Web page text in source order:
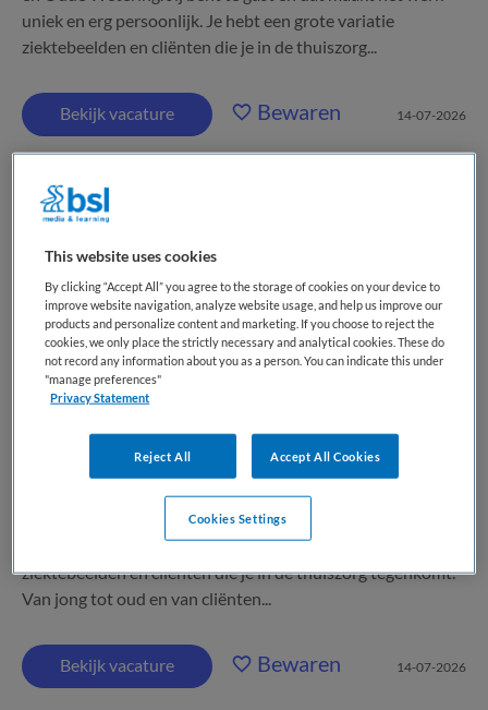
uniek en erg persoonlijk. Je hebt een grote variatie
ziektebeelden en cliënten die je in de thuiszorg...
Bekijk vacature Bewaren 14-07-2026
Verzorgende IG | Thuiszorg |
Amstelveen, Uithoorn
ActiVite,Amstelveen
MBO
Parttime
Tijdelijk dienstverband
Als verzorgende IG in de thuiszorg ga je bij de cliënten langs
in hun eigen huis. Jij bent de gast en dat maakt het werk
uniek en erg persoonlijk. Je hebt een grote variatie
ziektebeelden en cliënten die je in de thuiszorg tegenkomt.
Van jong tot oud en van cliënten...
Bekijk vacature Bewaren 14-07-2026
This website uses cookies
By clicking “Accept All” you agree to the storage of cookies on your device to
improve website navigation, analyze website usage, and help us improve our
products and personalize content and marketing. If you choose to reject the
cookies, we only place the strictly necessary and analytical cookies. These do
not record any information about you as a person. You can indicate this under
"manage preferences"
Privacy Statement
Reject All Accept All Cookies
Cookies Settings